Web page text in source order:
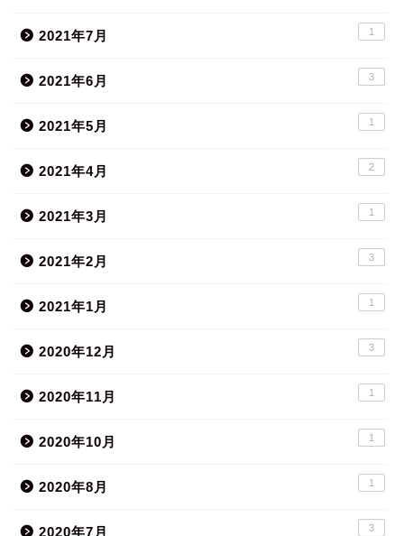
2021年7月 1
2021年6月 3
2021年5月 1
2021年4月 2
2021年3月 1
2021年2月 3
2021年1月 1
2020年12月 3
2020年11月 1
2020年10月 1
2020年8月 1
2020年7月 3